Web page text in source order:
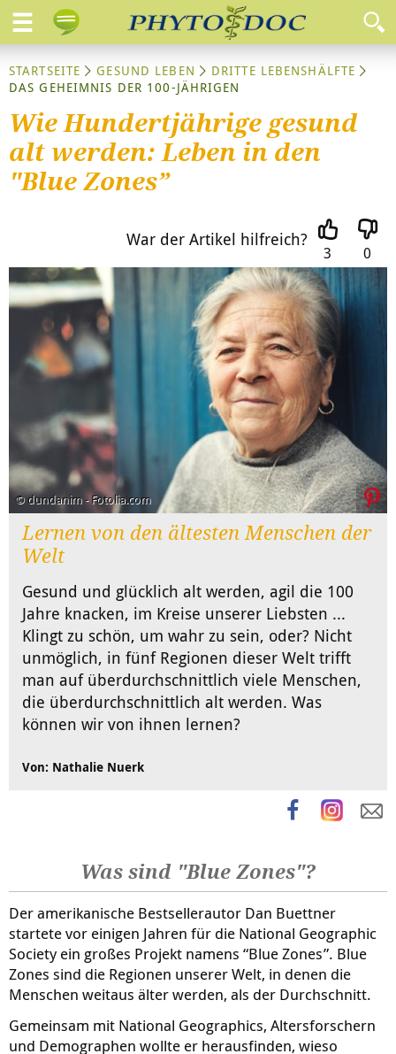
STARTSEITE GESUND LEBEN
DRITTE LEBENSHÄLFTE
DAS GEHEIMNIS DER 100-JÄHRIGEN
Wie Hundertjährige gesund
alt werden: Leben in den
"Blue Zones”
War der Artikel hilfreich?
3 0
© dundanim - Fotolia.com
Lernen von den ältesten Menschen der
Welt
Gesund und glücklich alt werden, agil die 100
Jahre knacken, im Kreise unserer Liebsten ...
Klingt zu schön, um wahr zu sein, oder? Nicht
unmöglich, in fünf Regionen dieser Welt trifft
man auf überdurchschnittlich viele Menschen,
die überdurchschnittlich alt werden. Was
können wir von ihnen lernen?
Von: Nathalie Nuerk
Was sind "Blue Zones"?
Der amerikanische Bestsellerautor Dan Buettner
startete vor einigen Jahren für die National Geographic
Society ein großes Projekt namens “Blue Zones”. Blue
Zones sind die Regionen unserer Welt, in denen die
Menschen weitaus älter werden, als der Durchschnitt.
Gemeinsam mit National Geographics, Altersforschern
und Demographen wollte er herausfinden, wieso